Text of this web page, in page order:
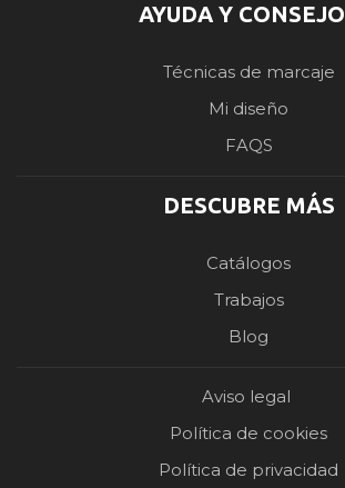
AYUDA Y
Técnicas de marcaje
Mi diseño
FAQS
DESCUBRE MÁS
Catálogos
Trabajos
Blog
Aviso legal
Política de cookies
Política de privacidad